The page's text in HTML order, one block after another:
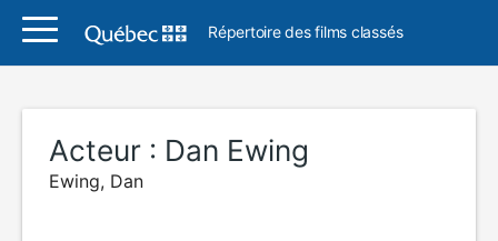
Répertoire des films classés
Acteur : Dan Ewing
Ewing, Dan